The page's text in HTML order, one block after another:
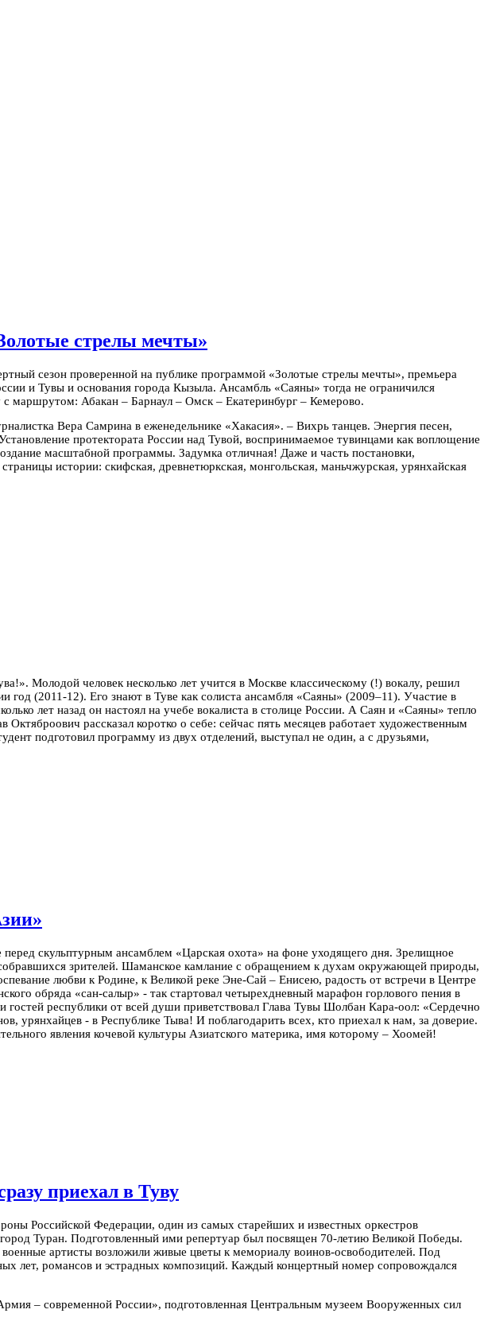
стрелы мечты»
сезон проверенной на публике программой «Золотые стрелы мечты», премьера
и Тувы и основания города Кызыла. Ансамбль «Саяны» тогда не ограничился
маршрутом: Абакан – Барнаул – Омск – Екатеринбург – Кемерово.
Вера Самрина в еженедельнике «Хакасия». – Вихрь танцев. Энергия песен,
протектората России над Тувой, воспринимаемое тувинцами как воплощение
масштабной программы. Задумка отличная! Даже и часть постановки,
истории: скифская, древнетюркская, монгольская, маньчжурская, урянхайская
Молодой человек несколько лет учится в Москве классическому (!) вокалу, решил
(2011-12). Его знают в Туве как солиста ансамбля «Саяны» (2009–11). Участие в
лет назад он настоял на учебе вокалиста в столице России. А Саян и «Саяны» тепло
рассказал коротко о себе: сейчас пять месяцев работает художественным
подготовил программу из двух отделений, выступал не один, а с друзьями,
скульптурным ансамблем «Царская охота» на фоне уходящего дня. Зрелищное
зрителей. Шаманское камлание с обращением к духам окружающей природы,
любви к Родине, к Великой реке Эне-Сай – Енисею, радость от встречи в Центре
обряда «сан-салыр» - так стартовал четырехдневный марафон горлового пения в
республики от всей души приветствовал Глава Тувы Шолбан Кара-оол: «Сердечно
урянхайцев - в Республике Тыва! И поблагодарить всех, кто приехал к нам, за доверие.
явления кочевой культуры Азиатского материка, имя которому – Хоомей!
приехал в Туву
Российской Федерации, один из самых старейших и известных оркестров
Туран. Подготовленный ими репертуар был посвящен 70-летию Великой Победы.
артисты возложили живые цветы к мемориалу воинов-освободителей. Под
лет, романсов и эстрадных композиций. Каждый концертный номер сопровождался
– современной России», подготовленная Центральным музеем Вооруженных сил